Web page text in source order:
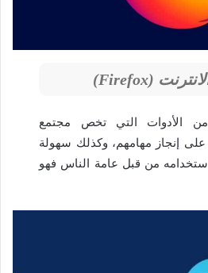
(Firefox)
من الأدوات التي تخص مجتمع
إنجاز مهامهم، وكذلك سهولة
من قبل عامة الناس فهو